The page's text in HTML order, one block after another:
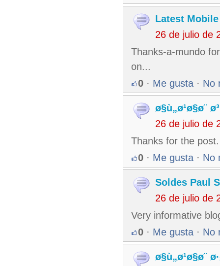
Latest
26 de julio de
Thanks-a-mundo
on...
0 · Me gusta · No
ø§ù„ø¹ø§ø¨
26 de julio de
Thanks for the
0 · Me gusta · No
Soldes Paul
26 de julio de
Very informative
0 · Me gusta · No
ø§ù„ø¹ø§ø¨